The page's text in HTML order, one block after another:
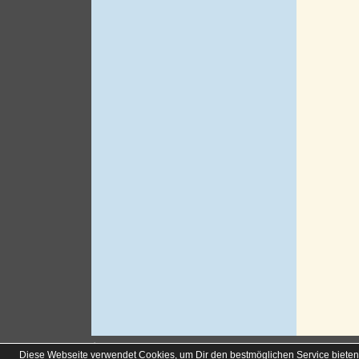
soccero.de
Diese Webseite verwendet Cookies, um Dir den bestmöglichen Service